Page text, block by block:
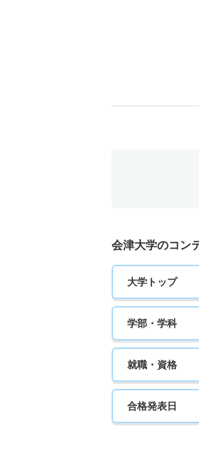
会津大学のコン
大学トップ
学部・学科
就職・資格
合格発表日